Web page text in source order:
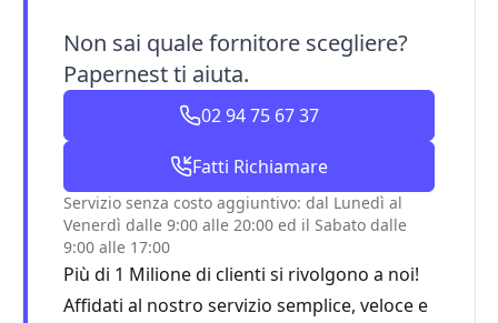
Non sai quale fornitore scegliere?
Papernest ti aiuta.
02 94 75 67 37
Fatti Richiamare
Servizio senza costo aggiuntivo: dal Lunedì al
Venerdì dalle 9:00 alle 20:00 ed il Sabato dalle
9:00 alle 17:00
Più di 1 Milione di clienti si rivolgono a noi!
Affidati al nostro servizio semplice, veloce e